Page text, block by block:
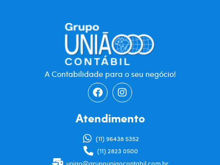
A Contabilidade para o seu negócio!
Atendimento
(11) 96438 5352
(11) 2823 0500
uniao@grupouniaocontabil.com.br